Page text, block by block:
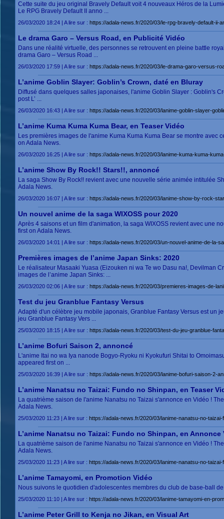
Cette suite du jeu original Bravely Default voit 4 nouveaux Héros de la
Le RPG Bravely Default II anno ...
26/03/2020 18:24 | A lire sur : https://adala-news.fr/2020/03/le-rpg-bravely-default-ii-
Le drama Garo – Versus Road, en Publicité Vidéo
Dans une réalité virtuelle, des personnes se retrouvent en pleine battle
drama Garo – Versus Road ...
26/03/2020 17:59 | A lire sur : https://adala-news.fr/2020/03/le-drama-garo-versus-
L’anime Goblin Slayer: Goblin’s Crown, daté en Bluray
Diffusé dans quelques salles japonaises, l'anime Goblin Slayer : Goblin's
post L’ ...
26/03/2020 16:43 | A lire sur : https://adala-news.fr/2020/03/lanime-goblin-slayer-
L’anime Kuma Kuma Kuma Bear, en Teaser Vidéo
Les premières images de l'anime Kuma Kuma Kuma Bear se montre avec
on Adala News.
26/03/2020 16:25 | A lire sur : https://adala-news.fr/2020/03/lanime-kuma-kuma-
L’anime Show By Rock!! Stars!!, annoncé
La saga Show By Rock!! revient avec une nouvelle série animée intitulée
Adala News.
26/03/2020 16:07 | A lire sur : https://adala-news.fr/2020/03/lanime-show-by-rock-
Un nouvel anime de la saga WIXOSS pour 2020
Après 4 saisons et un film d'animation, la saga WIXOSS revient avec une
first on Adala News.
26/03/2020 14:01 | A lire sur : https://adala-news.fr/2020/03/un-nouvel-anime-de-la-
Premières images de l’anime Japan Sinks: 2020
Le réalisateur Masaaki Yuasa (Eizouken ni wa Te wo Dasu na!, Devilman
images de l’anime Japan Sinks: ...
26/03/2020 02:06 | A lire sur : https://adala-news.fr/2020/03/premieres-images-de-
Test du jeu Granblue Fantasy Versus
Adapté d'un célèbre jeu mobile japonais, Granblue Fantasy Versus est un
jeu Granblue Fantasy Vers ...
25/03/2020 18:15 | A lire sur : https://adala-news.fr/2020/03/test-du-jeu-granblue-
L’anime Bofuri Saison 2, annoncé
L'anime Itai no wa Iya nanode Bogyo-Ryoku ni Kyokufuri Shitai to
appeared first on ...
25/03/2020 16:39 | A lire sur : https://adala-news.fr/2020/03/lanime-bofuri-saison-2-
L’anime Nanatsu no Taizai: Fundo no Shinpan, en Teaser
La quatrième saison de l'anime Nanatsu no Taizai s'annonce en Vidéo !
Adala News.
25/03/2020 11:23 | A lire sur : https://adala-news.fr/2020/03/lanime-nanatsu-no-
L’anime Nanatsu no Taizai: Fundo no Shinpan, en Annonce
La quatrième saison de l'anime Nanatsu no Taizai s'annonce en Vidéo !
Adala News.
25/03/2020 11:23 | A lire sur : https://adala-news.fr/2020/03/lanime-nanatsu-no-
L’anime Tamayomi, en Promotion Vidéo
Nous suivons le quotidien d'adolescentes membres du club de base-ball
25/03/2020 11:10 | A lire sur : https://adala-news.fr/2020/03/lanime-tamayomi-en-
L’anime Peter Grill to Kenja no Jikan, en Visual Art